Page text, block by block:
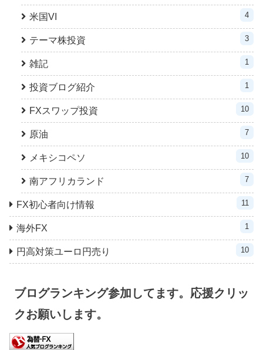
米国VI 4
テーマ株投資 3
雑記 1
投資ブログ紹介 1
FXスワップ投資 10
原油 7
メキシコペソ 10
南アフリカランド 7
FX初心者向け情報 11
海外FX 1
円高対策ユーロ円売り 10
ブログランキング参加してます。応援クリッ
クお願いします。